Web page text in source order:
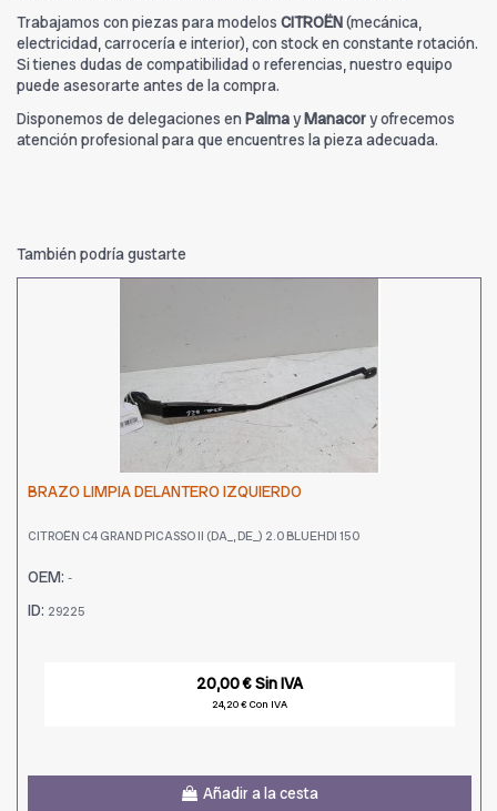
Trabajamos con piezas para modelos CITROËN(mecánica,
electricidad, carrocería e interior), con stock en constante rotación.
Si tienes dudas de compatibilidad o referencias, nuestro equipo
puede asesorarte antes de la compra.
Disponemos de delegaciones en PalmayManacory ofrecemos
atención profesional para que encuentres la pieza adecuada.
También podría gustarte
BRAZO LIMPIA DELANTERO IZQUIERDO
CITROËN C4 GRAND PICASSO II (DA_, DE_) 2.0 BLUEHDI 150
OEM: -
ID: 29225
20,00 € Sin IVA
24,20 € Con IVA
Añadir a la cesta